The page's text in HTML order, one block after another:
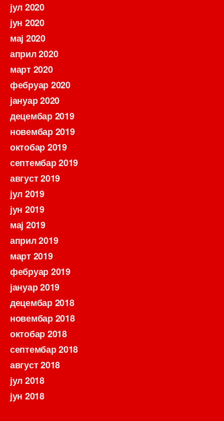
јул 2020
јун 2020
мај 2020
април 2020
март 2020
фебруар 2020
јануар 2020
децембар 2019
новембар 2019
октобар 2019
септембар 2019
август 2019
јул 2019
јун 2019
мај 2019
април 2019
март 2019
фебруар 2019
јануар 2019
децембар 2018
новембар 2018
октобар 2018
септембар 2018
август 2018
јул 2018
јун 2018